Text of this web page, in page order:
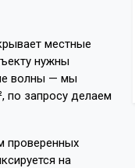
местные
нужны
волны — мы
по запросу делаем
проверенных
на